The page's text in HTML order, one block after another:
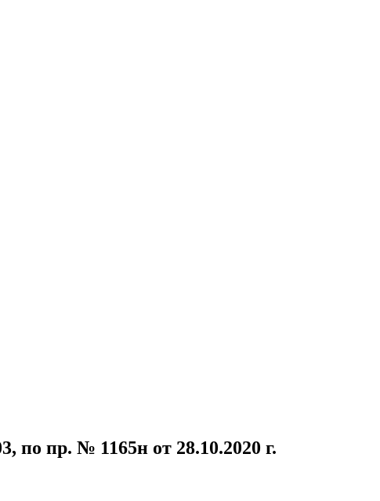
пр. № 1165н от 28.10.2020 г.